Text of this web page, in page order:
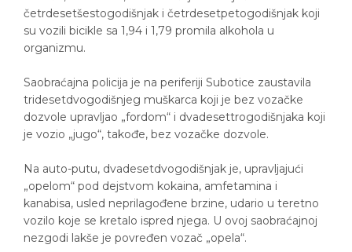
četrdesetšestogodišnjak i četrdesetpetogodišnjak koji
su vozili bicikle sa 1,94 i 1,79 promila alkohola u
organizmu.
Saobraćajna policija je na periferiji Subotice zaustavila
tridesetdvogodišnjeg muškarca koji je bez vozačke
dozvole upravljao „fordom“ i dvadesettrogodišnjaka koji
je vozio „jugo“, takođe, bez vozačke dozvole.
Na auto-putu, dvadesetdvogodišnjak je, upravljajući
„opelom“ pod dejstvom kokaina, amfetamina i
kanabisa, usled neprilagođene brzine, udario u teretno
vozilo koje se kretalo ispred njega. U ovoj saobraćajnoj
nezgodi lakše je povređen vozač „opela“.